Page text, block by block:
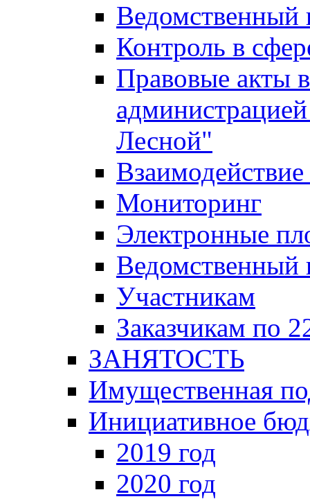
Ведомственный
Контроль в
Правовые акты
Лесной"
Мониторинг
Электронные
Ведомственный
Участникам
Заказчикам по
ЗАНЯТОСТЬ
Имущественная
Инициативное
2019 год
2020 год